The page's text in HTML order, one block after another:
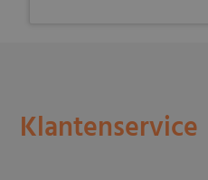
Klantenservice